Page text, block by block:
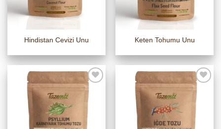
Hindistan Cevizi Unu Keten Tohumu Unu